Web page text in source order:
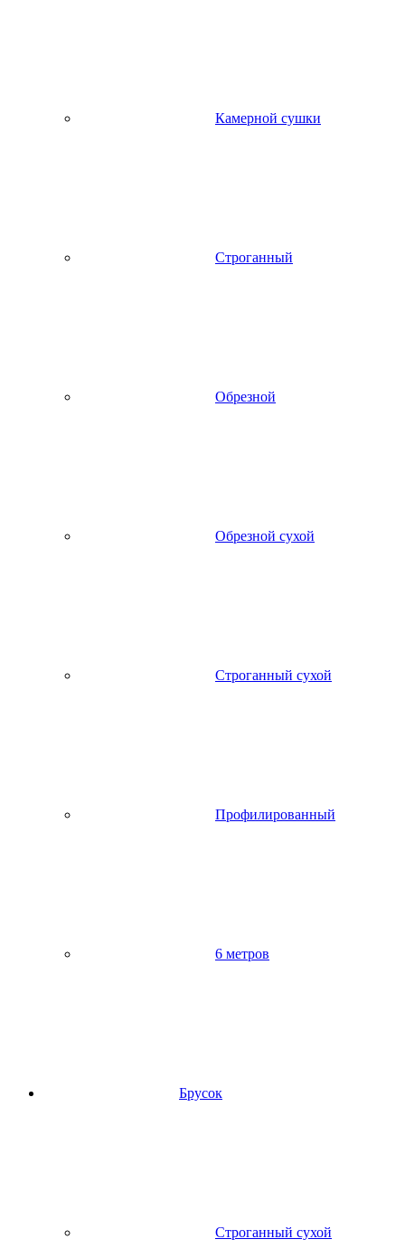
Камерной сушки
Строганный
Обрезной
Обрезной сухой
Строганный сухой
Профилированный
6 метров
Брусок
Строганный сухой